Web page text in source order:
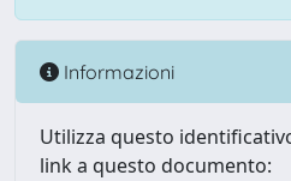
Informazioni
Utilizza questo
link a questo documento: